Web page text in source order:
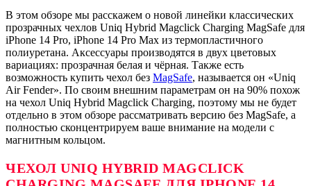
В этом обзоре мы расскажем о новой линейки классических
прозрачных чехлов Uniq Hybrid Magclick Charging MagSafe для
iPhone 14 Pro, iPhone 14 Pro Max из термопластичного
полиуретана. Аксессуары производятся в двух цветовых
вариациях: прозрачная белая и чёрная. Также есть
возможность купить чехол без MagSafe, называется он «Uniq
Air Fender». По своим внешним параметрам он на 90% похож
на чехол Uniq Hybrid Magclick Charging, поэтому мы не будет
отдельно в этом обзоре рассматривать версию без MagSafe, а
полностью сконцентрируем ваше внимание на модели с
магнитным кольцом.
ЧЕХОЛ UNIQ HYBRID MAGCLICK